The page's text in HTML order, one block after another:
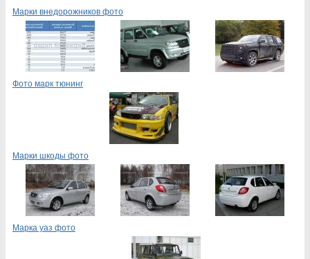
Марки внедорожников фото
Фото марк тюнинг
Марки шкоды фото
Марка уаз фото